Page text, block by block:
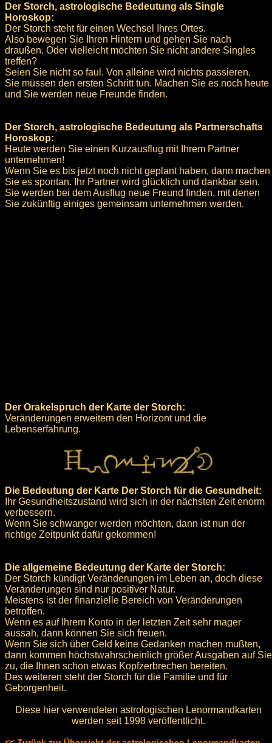
Der Storch, astrologische Bedeutung als Single
Horoskop:
Der Storch steht für einen Wechsel Ihres Ortes.
Also bewegen Sie Ihren Hintern und gehen Sie nach
draußen. Oder vielleicht möchten Sie nicht andere Singles
treffen?
Seien Sie nicht so faul. Von alleine wird nichts passieren.
Sie müssen den ersten Schritt tun. Machen Sie es noch heute
und Sie werden neue Freunde finden.
Der Storch, astrologische Bedeutung als Partnerschafts
Horoskop:
Heute werden Sie einen Kurzausflug mit Ihrem Partner
unternehmen!
Wenn Sie es bis jetzt noch nicht geplant haben, dann machen
Sie es spontan. Ihr Partner wird glücklich und dankbar sein.
Sie werden bei dem Ausflug neue Freund finden, mit denen
Sie zukünftig einiges gemeinsam unternehmen werden.
Der Orakelspruch der Karte der Storch:
Veränderungen erweitern den Horizont und die
Lebenserfahrung.
Die Bedeutung der Karte Der Storch für die Gesundheit:
Ihr Gesundheitszustand wird sich in der nächsten Zeit enorm
verbessern.
Wenn Sie schwanger werden möchten, dann ist nun der
richtige Zeitpunkt dafür gekommen!
Die allgemeine Bedeutung der Karte der Storch:
Der Storch kündigt Veränderungen im Leben an, doch diese
Veränderungen sind nur positiver Natur.
Meistens ist der finanzielle Bereich von Veränderungen
betroffen.
Wenn es auf Ihrem Konto in der letzten Zeit sehr mager
aussah, dann können Sie sich freuen.
Wenn Sie sich über Geld keine Gedanken machen mußten,
dann kommen höchstwahrscheinlich größer Ausgaben auf Sie
zu, die Ihnen schon etwas Kopfzerbrechen bereiten.
Des weiteren steht der Storch für die Familie und für
Geborgenheit.
Diese hier verwendeten astrologischen Lenormandkarten
werden seit 1998 veröffentlicht.